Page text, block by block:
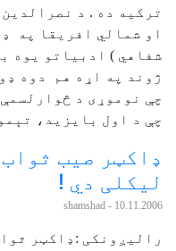
ترکيه ده . د
او شمالي افريقا په
شفاهي ) ادبياتو يوه
ژوند په اړه هم دوه
چې نوموړی د
چې د اول بايزيد،
ډاکټر صيب
ليکلی دي !
10.11.2006
- shamshad
راليږونکی :ډاکټر